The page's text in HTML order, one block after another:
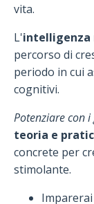
vita.
L'intelligenza
percorso di
periodo in cui
cognitivi.
Potenziare con
teoria e
concrete per
stimolante.